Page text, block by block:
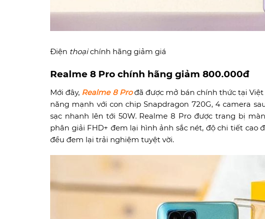
Điện thoạichính hãng giảm giá
Realme 8 Pro chính hãng giảm 800.000đ
Mới đây, Realme 8 Pro đã được mở bán chính thức tại
năng mạnh với con chip Snapdragon 720G, 4 camera
sạc nhanh lên tới 50W. Realme 8 Pro được trang bị
phân giải FHD+ đem lại hình ảnh sắc nét, độ chi tiết
đều đem lại trải nghiệm tuyệt vời.